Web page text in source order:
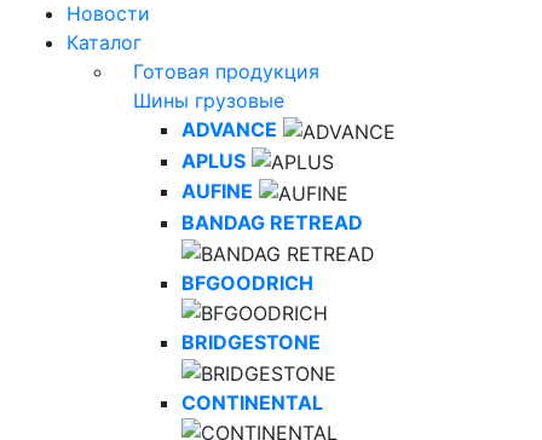
Новости
Каталог
Готовая продукция
Шины грузовые
ADVANCE
APLUS
AUFINE
BANDAG RETREAD
BFGOODRICH
BRIDGESTONE
CONTINENTAL